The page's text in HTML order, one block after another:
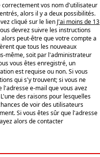
vos nom d'utilisateur
alors il y a deux possibilités.
cliqué sur le lien J'ai moins de 13
devrez suivre les instructions
alors peut-être que votre compte a
que tous les nouveaux
même, soit par l'administrateur
vous êtes enregistré, un
est requise ou non. Si vous
qui s'y trouvent; si vous ne
l'adresse e-mail que vous avez
des raisons pour lesquelles
de voir des utilisateurs
Si vous êtes sûr que l'adresse
alors de contacter